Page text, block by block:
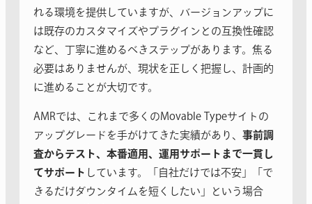
れる環境を提供していますが、バージョンアップに
は既存のカスタマイズやプラグインとの互換性確認
など、丁寧に進めるべきステップがあります。焦る
必要はありませんが、現状を正しく把握し、計画的
に進めることが大切です。
AMRでは、これまで多くのMovable Typeサイトの
アップグレードを手がけてきた実績があり、 事前調
査からテスト、本番適用、運用サポートまで一貫し
てサポート しています。「自社だけでは不安」「で
きるだけダウンタイムを短くしたい」という場合